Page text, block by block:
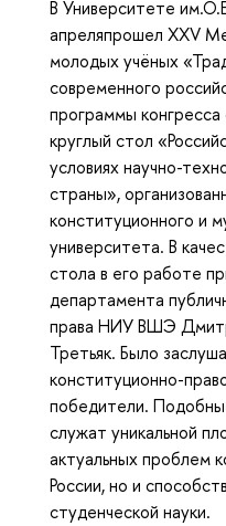
В Университете
апреляпрошел XXV
молодых учёных
современного
программы
круглый стол
условиях научно-
страны»,
конституционного и
университета. В
стола в его работе
департамента
права НИУ ВШЭ
Третьяк. Было
конституционно-
победители.
служат уникальной
актуальных проблем
России, но и
студенческой науки.